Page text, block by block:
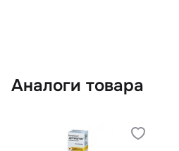
Аналоги товара